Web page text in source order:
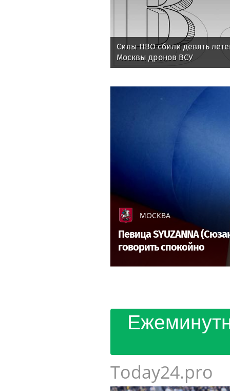
Силы ПВО сбили девять
Москвы дронов ВСУ
МОСКВА
Певица SYUZANNA
говорить спокойно
Today24.pro